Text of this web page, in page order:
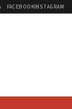
FACEBOOKINSTAGRAM